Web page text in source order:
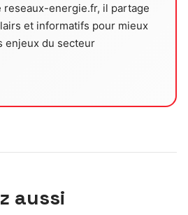
reseaux-energie.fr, il partage
et informatifs pour mieux
enjeux du secteur
aussi